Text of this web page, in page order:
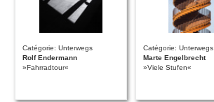
Catégorie: Unterwegs
Rolf Endermann
»Fahrradtour«
Catégorie: Unterwegs
Marte Engelbrecht
»Viele Stufen«